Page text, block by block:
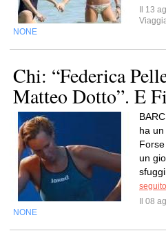
Il 13
NONE
Chi: “Federica
Matteo Dotto”. E
ha
un
seguito
Il 08
NONE